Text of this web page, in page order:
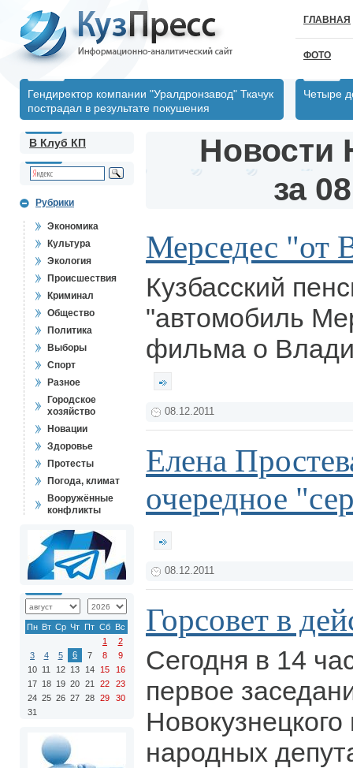
ГЛАВНАЯ
ФОТО
Гендиректор компании "Уралдронзавод" Ткачук
пострадал в результате покушения
Четыре
В Клуб КП
Рубрики
Экономика
Культура
Экология
Происшествия
Криминал
Общество
Политика
Выборы
Спорт
Разное
Городское
хозяйство
Новации
Здоровье
Протесты
Погода, климат
Вооружённые
конфликты
Пн Вт Ср Чт Пт Сб Вс
1
2
3
4 5 6 7 8
9
10 11 12 13 14 15
16
17 18 19 20 21 22
23
24 25 26 27 28 29
30
31
Новости
за
Мерседес "от
Кузбасский
"автомобиль
фильма о
08.12.2011
Елена
очередное
08.12.2011
Горсовет в
Сегодня в 14
первое
Новокузнецкого
народных